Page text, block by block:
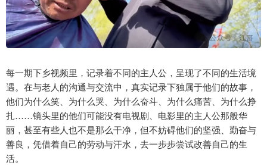
每一期下乡视频里，记录着不同的主人公，呈现了不同的生活境
遇。在与老人的沟通与交流中，真实记录下独属于他们的故事，
他们为什么笑、为什么哭、为什么奋斗、为什么痛苦、为什么挣
扎……镜头里的他们可能没有电视剧、电影里的主人公那般华
丽，甚至有些人也不是那么干净，但不妨碍他们的坚强、勤奋与
善良，凭借着自己的劳动与汗水，去一步步尝试改善自己的生
活。